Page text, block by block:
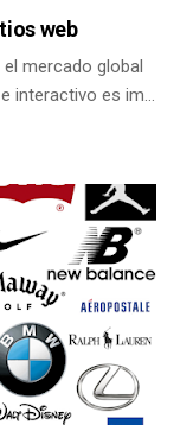
web
mercado global
interactivo es im…